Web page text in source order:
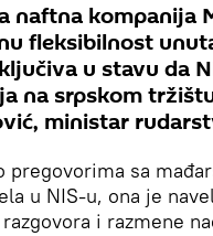
naftna kompanija
fleksibilnost
u stavu da
na srpskom
ministar
pregovorima sa
u NIS-u, ona je
i razmene